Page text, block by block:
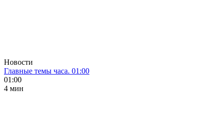
Новости
Главные темы часа. 01:00
01:00
4 мин